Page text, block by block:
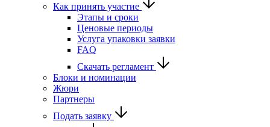
Как принять участие
Этапы и сроки
Ценовые периоды
Услуга упаковки заявки
FAQ
Скачать регламент
Блоки и номинации
Жюри
Партнеры
Подать заявку